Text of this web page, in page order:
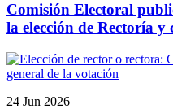
Comisión Electoral
la elección de Rectoría y
24 Jun 2026